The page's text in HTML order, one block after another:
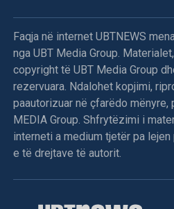
Sipas Tahirit, refuzimi i
propozimin e kandidatit për
përpjekje e qëllimshme për të
vend.
Deputetja e AAK-së gjuan me
përplasje fizike mes
Menjëherë pas përfundimit të
Kurti, deputetja e Aleancës për
Time Kadriaj, është afruar drejt
Faqja në internet UBTNEWS
nga UBT Media Group.
copyright të UBT Media Group
rezervuara. Ndalohet kopjimi,
paautorizuar në çfarëdo mënyre,
MEDIA Group. Shfrytëzimi i
interneti a medium tjetër pa
e të drejtave të autorit.